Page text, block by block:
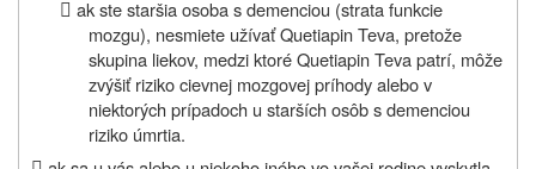
 ak ste staršia osoba s demenciou (strata funkcie
mozgu), nesmiete užívať Quetiapin Teva, pretože
skupina liekov, medzi ktoré Quetiapin Teva patrí, môže
zvýšiť riziko cievnej mozgovej príhody alebo v
niektorých prípadoch u starších osôb s demenciou
riziko úmrtia.